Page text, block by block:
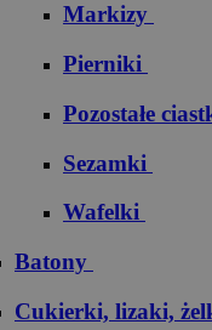
Markizy
Pierniki
Pozostałe
Sezamki
Wafelki
Batony
Cukierki, lizaki,